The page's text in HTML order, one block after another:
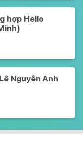
hợp Hello
Nguyễn Anh